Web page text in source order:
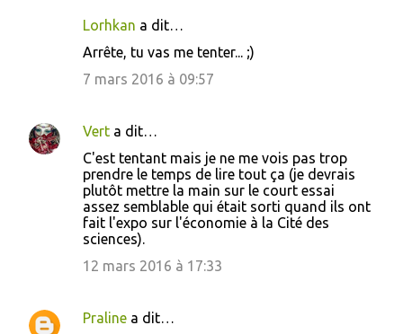
Lorhkan a dit…
Arrête, tu vas me tenter... ;)
7 mars 2016 à 09:57
Vert a dit…
C'est tentant mais je ne me vois pas trop
prendre le temps de lire tout ça (je devrais
plutôt mettre la main sur le court essai
assez semblable qui était sorti quand ils ont
fait l'expo sur l'économie à la Cité des
sciences).
12 mars 2016 à 17:33
Praline a dit…